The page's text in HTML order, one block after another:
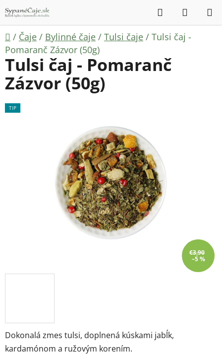
na
obsah
Hľadať
KOŠÍK
Domov
/ Čaje / Bylinné čaje / Tulsi čaje / Tulsi čaj -
Pomaranč Zázvor (50g)
Dokonalá zmes tulsi, doplnená kúskami jabĺk,
kardamónom a ružovým korením.
Tulsi čaj - Pomaranč
Zázvor (50g)
TIP
€3,90
–5 %